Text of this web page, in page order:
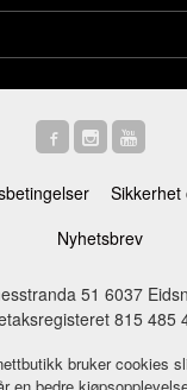
Sikkerhet
Nyhetsbrev
51 6037
815 485
bruker cookies